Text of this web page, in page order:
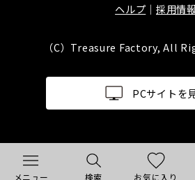
メニュー 検索 お気に入り
ヘルプ
採用情報
（C）Treasure Factory, All
PCサイトを